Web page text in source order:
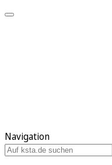
Navigation